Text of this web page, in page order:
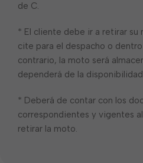
de C.
* El cliente debe ir a retirar su
cite para el despacho o
contrario, la moto será
dependerá de la
* Deberá de contar con los
correspondientes y vigentes
retirar la moto.